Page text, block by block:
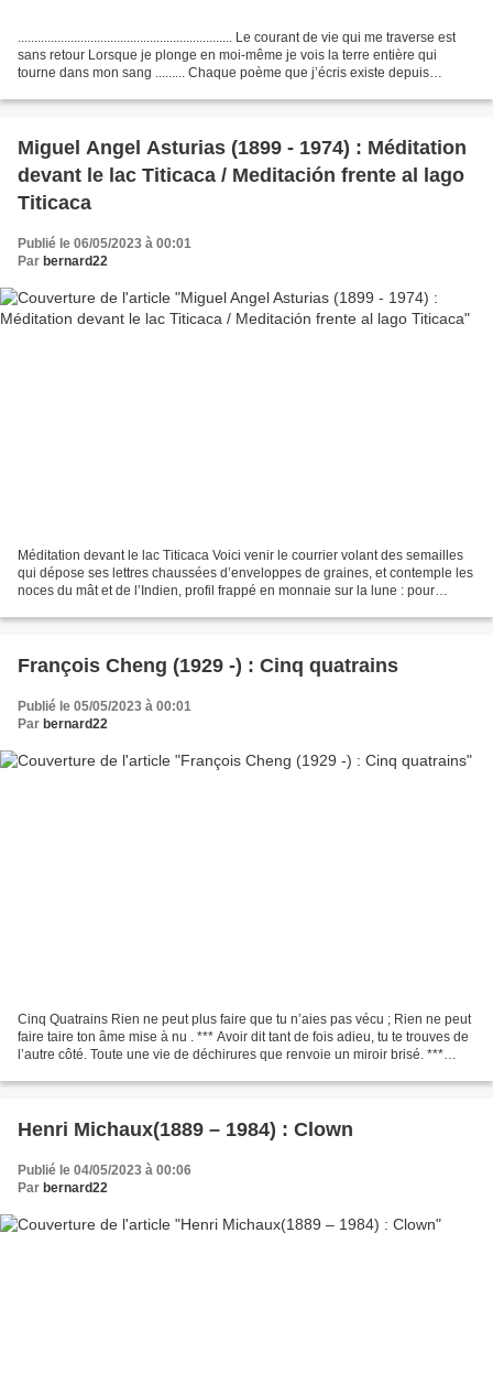
................................................................. Le courant de vie qui me traverse est
sans retour Lorsque je plonge en moi-même je vois la terre entière qui
tourne dans mon sang ......... Chaque poème que j’écris existe depuis
Miguel Angel Asturias (1899 - 1974) : Méditation
devant le lac Titicaca / Meditación frente al lago
Titicaca
Publié le 06/05/2023 à 00:01
Par bernard22
Méditation devant le lac Titicaca Voici venir le courrier volant des semailles
qui dépose ses lettres chaussées d’enveloppes de graines, et contemple les
noces du mât et de l’Indien, profil frappé en monnaie sur la lune : pour
François Cheng (1929 -) : Cinq quatrains
Publié le 05/05/2023 à 00:01
Par bernard22
Cinq Quatrains Rien ne peut plus faire que tu n’aies pas vécu ; Rien ne peut
faire taire ton âme mise à nu . *** Avoir dit tant de fois adieu, tu te trouves de
l’autre côté. Toute une vie de déchirures que renvoie un miroir brisé. ***
Henri Michaux(1889 – 1984) : Clown
Publié le 04/05/2023 à 00:06
Par bernard22